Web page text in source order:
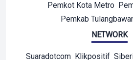
Pemkot Kota Metro
Pemkab
NETWORK
Suaradotcom Klikpositif